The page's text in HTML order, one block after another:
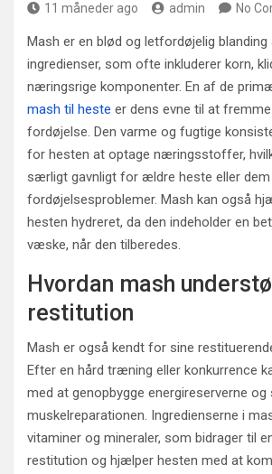
11 måneder ago admin No
Mash er en blød og letfordøjelig
ingredienser, som ofte inkluderer korn,
næringsrige komponenter. En af de
mash til heste er dens evne til at
fordøjelse. Den varme og fugtige
for hesten at optage næringsstoffer,
særligt gavnligt for ældre heste eller dem
fordøjelsesproblemer. Mash kan også
hesten hydreret, da den indeholder en
væske, når den tilberedes.
Hvordan mash
restitution
Mash er også kendt for sine
Efter en hård træning eller konkurrence
med at genopbygge energireserverne
muskelreparationen. Ingredienserne i
vitaminer og mineraler, som bidrager til
restitution og hjælper hesten med at